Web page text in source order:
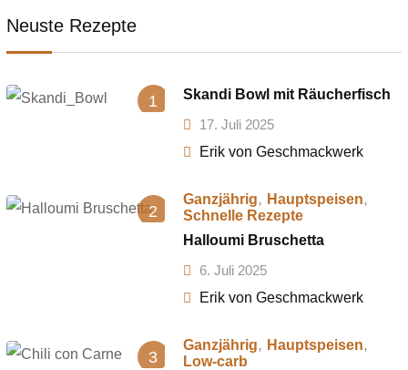
Neuste Rezepte
1
Skandi Bowl mit Räucherfisch
17. Juli 2025
Erik von Geschmackwerk
2
Ganzjährig, Hauptspeisen,
Schnelle Rezepte
Halloumi Bruschetta
6. Juli 2025
Erik von Geschmackwerk
3
Ganzjährig, Hauptspeisen,
Low-carb